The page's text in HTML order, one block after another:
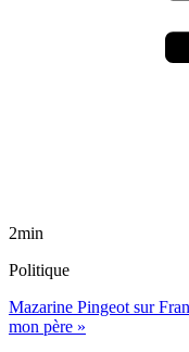
2min
Politique
Mazarine Pingeot sur
mon père »